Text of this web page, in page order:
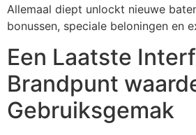
Allemaal diept unlockt nieuwe
bonussen, speciale beloningen en
Een Laatste
Brandpunt
Gebruiksgemak